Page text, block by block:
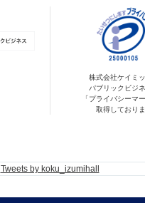
株式会社ケイミ
パブリックビジ
「プライバシーマ
取得しており
Tweets by koku_izumihall